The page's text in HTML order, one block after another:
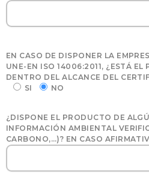
EN CASO DE DISPONER LA
UNE-EN ISO 14006:2011, ¿ESTÁ EL
DENTRO DEL ALCANCE DEL
SI
NO
¿DISPONE EL PRODUCTO DE
INFORMACIÓN AMBIENTAL
CARBONO,…)? EN CASO